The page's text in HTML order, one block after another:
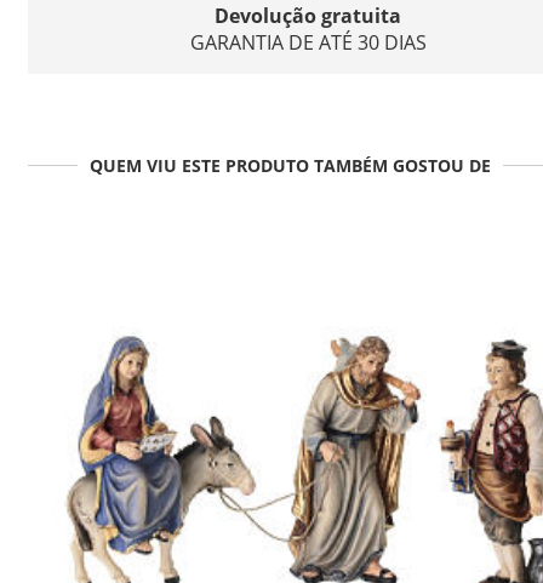
Devolução gratuita
GARANTIA DE ATÉ 30 DIAS
QUEM VIU ESTE PRODUTO TAMBÉM GOSTOU DE